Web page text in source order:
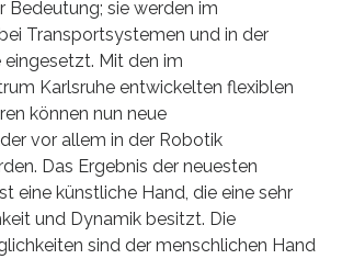
Bedeutung; sie werden im
Transportsystemen und in der
Mit den im
Karlsruhe entwickelten flexiblen
können nun neue
vor allem in der Robotik
Das Ergebnis der neuesten
eine künstliche Hand, die eine sehr
und Dynamik besitzt. Die
sind der menschlichen Hand